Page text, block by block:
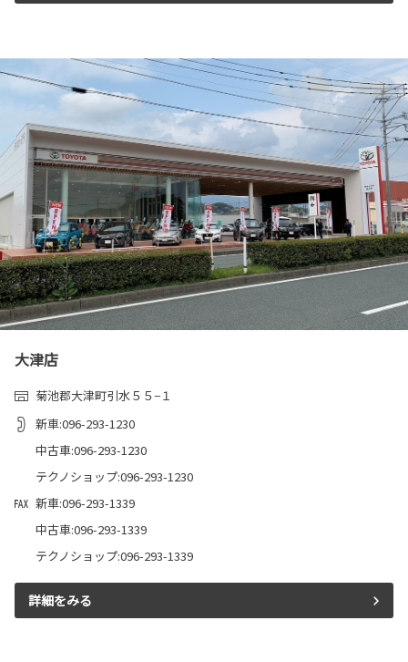
大津店
菊池郡大津町引水５５−１
新車:096-293-1230
中古車:096-293-1230
テクノショップ:096-293-1230
新車:096-293-1339
中古車:096-293-1339
テクノショップ:096-293-1339
詳細をみる